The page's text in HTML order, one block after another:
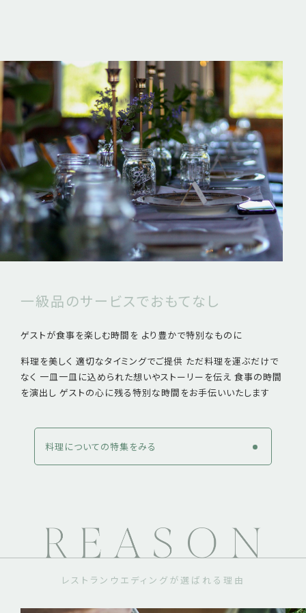
一級品のサービスでおもてなし
ゲストが食事を楽しむ時間を より豊かで特別なものに
料理を美しく 適切なタイミングでご提供 ただ料理を運ぶだけで
なく 一皿一皿に込められた想いやストーリーを伝え 食事の時間
を演出し ゲストの心に残る特別な時間をお手伝いいたします
料理についての特集をみる
レストランウエディングが選ばれる理由